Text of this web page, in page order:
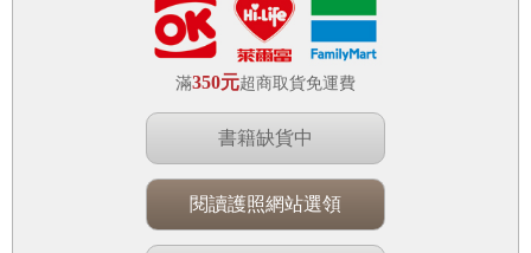
滿350元超商取貨免運費
書籍缺貨中
閱讀護照網站選領